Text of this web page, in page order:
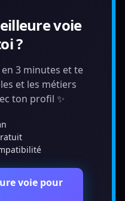
voie
?
3 minutes et te
et les métiers
ton profil ✨
voie pour